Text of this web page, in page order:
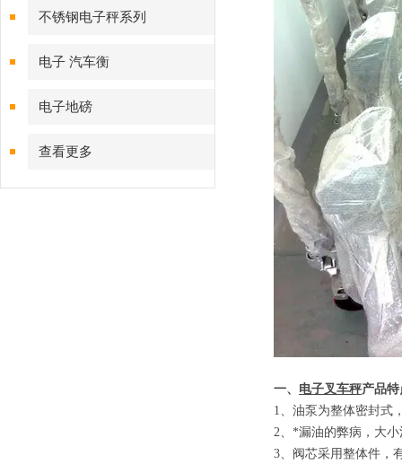
不锈钢电子秤系列
电子 汽车衡
电子地磅
查看更多
一、 电子叉车秤产品特
1、 油泵为整体密封式
2、 *漏油的弊病，大
3、 阀芯采用整体件，